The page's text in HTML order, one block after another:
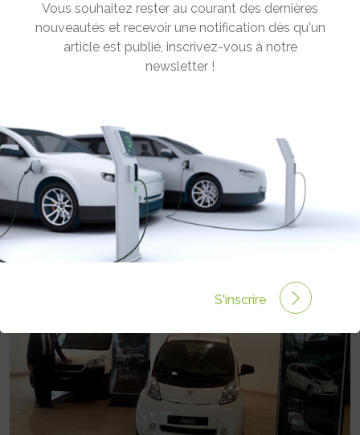
← Revenir aux actualités
PEUGEOT RETAIL BUSINESS
NANTERRE : DONNER ENVIE DE
ROULER EN ÉLECTRIQUE
Rédigé par Philippe Schwoerer le 22 Jan 2016 à 00:00
0 commentaires
Vous souhaitez rester au courant des dernières
nouveautés et recevoir une notification dès qu'un
article est publié, inscrivez-vous à notre
newsletter !
S'inscrire